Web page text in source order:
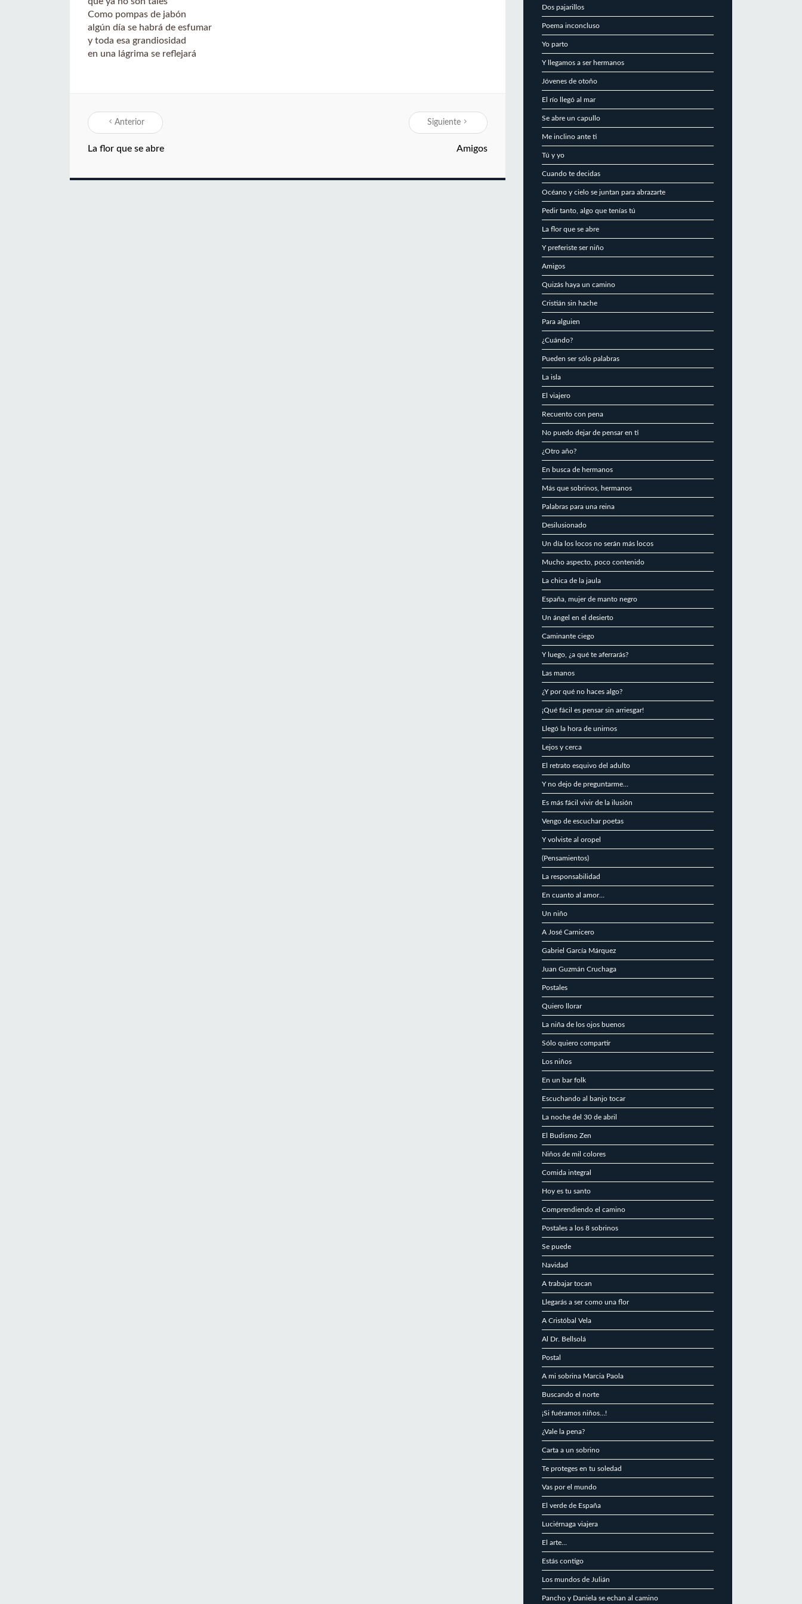
Como pompas de jabón
algún día se habrá de esfumar
y toda esa grandiosidad
en una lágrima se reflejará
Anterior
La flor que se abre
Siguiente
Amigos
Dos pajarillos
Poema inconcluso
Yo parto
Y llegamos a ser hermanos
Jóvenes de otoño
El río llegó al mar
Se abre un capullo
Me inclino ante ti
Tú y yo
Cuando te decidas
Océano y cielo se juntan para abrazarte
Pedir tanto, algo que tenías tú
La flor que se abre
Y preferiste ser niño
Amigos
Quizás haya un camino
Cristián sin hache
Para alguien
¿Cuándo?
Pueden ser sólo palabras
La isla
El viajero
Recuento con pena
No puedo dejar de pensar en ti
¿Otro año?
En busca de hermanos
Más que sobrinos, hermanos
Palabras para una reina
Desilusionado
Un día los locos no serán más locos
Mucho aspecto, poco contenido
La chica de la jaula
España, mujer de manto negro
Un ángel en el desierto
Caminante ciego
Y luego, ¿a qué te aferrarás?
Las manos
¿Y por qué no haces algo?
¡Qué fácil es pensar sin arriesgar!
Llegó la hora de unirnos
Lejos y cerca
El retrato esquivo del adulto
Y no dejo de preguntarme…
Es más fácil vivir de la ilusión
Vengo de escuchar poetas
Y volviste al oropel
(Pensamientos)
La responsabilidad
En cuanto al amor…
Un niño
A José Carnicero
Gabriel García Márquez
Juan Guzmán Cruchaga
Postales
Quiero llorar
La niña de los ojos buenos
Sólo quiero compartir
Los niños
En un bar folk
Escuchando al banjo tocar
La noche del 30 de abril
El Budismo Zen
Niños de mil colores
Comida integral
Hoy es tu santo
Comprendiendo el camino
Postales a los 8 sobrinos
Se puede
Navidad
A trabajar tocan
Llegarás a ser como una flor
A Cristóbal Vela
Al Dr. Bellsolá
Postal
A mi sobrina Marcia Paola
Buscando el norte
¡Si fuéramos niños…!
¿Vale la pena?
Carta a un sobrino
Te proteges en tu soledad
Vas por el mundo
El verde de España
Luciérnaga viajera
El arte…
Estás contigo
Los mundos de Julián
Pancho y Daniela se echan al camino